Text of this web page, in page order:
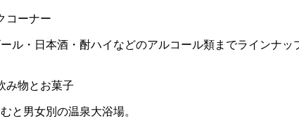
ル・日本酒・酎ハイなどのアルコール類までラインナ
と男女別の温泉大浴場。